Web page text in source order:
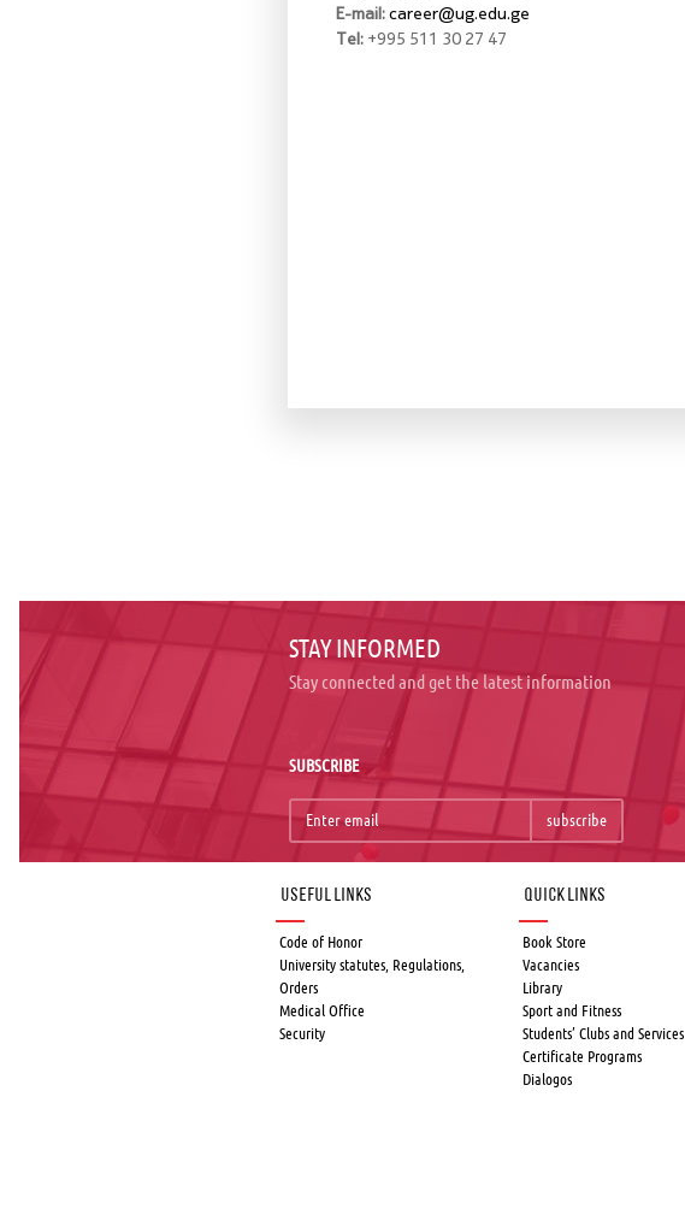
E-mail: career@ug.edu.ge
Tel: +995 511 30 27 47
STAY INFORMED
Stay connected and get the latest information
SUBSCRIBE
subscribe
Useful links
Code of Honor
University statutes, Regulations,
Orders
Medical Office
Security
Quick Links
Book Store
Vacancies
Library
Sport and Fitness
Students’ Clubs and Services
Certificate Programs
Dialogos